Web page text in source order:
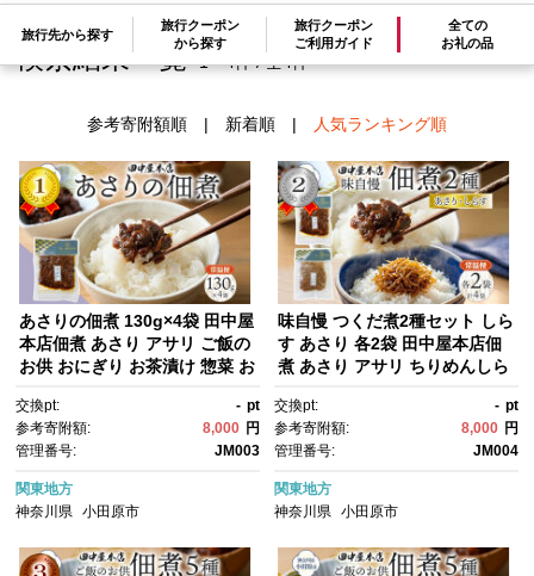
旅行先から探す
旅行クーポン
から探す
旅行クーポン
ご利用ガイド
全ての
お礼の品
検索結果一覧 1～4件 / 全4件
参考寄附額順| 新着順| 人気ランキング順
あさりの佃煮 130g×4袋 田中屋
本店佃煮 あさり アサリ ご飯の
お供 おにぎり お茶漬け 惣菜 お
ト 贈り物 朝食 弁当 おつま
み 小田原市 神奈川県
交換pt: - pt
参考寄附額:
8,000 円
管理番号:
JM003
関東地方
神奈川県
小田原市
味自慢 つくだ煮2種セット しら
す あさり 各2袋 田中屋本店佃
煮 あさり アサリ ちりめんしら
り お茶漬け 惣菜 おかず 和
食 トッピング 老舗 ギフト 贈り
物 朝食 弁当 おつまみ 小田原
市 神奈川県
交換pt: - pt
参考寄附額:
8,000 円
管理番号:
JM004
関東地方
神奈川県 小田原市